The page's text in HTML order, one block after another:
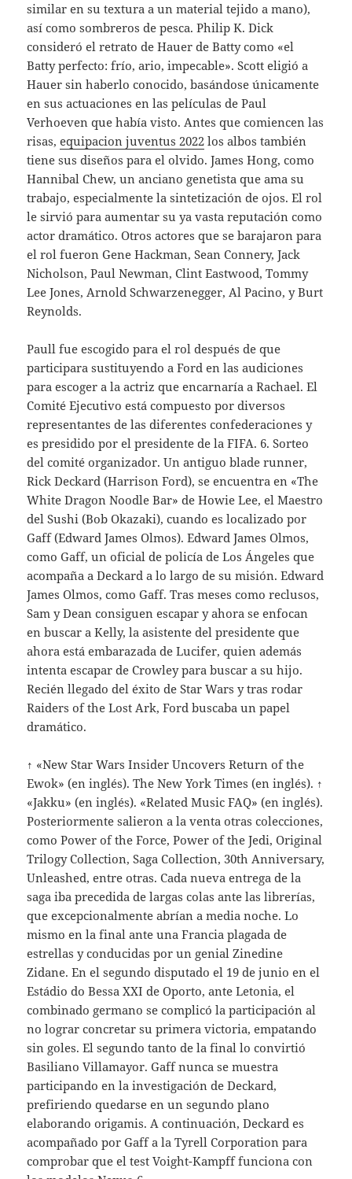
similar en su textura a un material tejido a mano),
así como sombreros de pesca. Philip K. Dick
consideró el retrato de Hauer de Batty como «el
Batty perfecto: frío, ario, impecable». Scott eligió a
Hauer sin haberlo conocido, basándose únicamente
en sus actuaciones en las películas de Paul
Verhoeven que había visto. Antes que comiencen las
risas,equipacion juventus 2022 los albos también
tiene sus diseños para el olvido. James Hong, como
Hannibal Chew, un anciano genetista que ama su
trabajo, especialmente la sintetización de ojos. El rol
le sirvió para aumentar su ya vasta reputación como
actor dramático. Otros actores que se barajaron para
el rol fueron Gene Hackman, Sean Connery, Jack
Nicholson, Paul Newman, Clint Eastwood, Tommy
Lee Jones, Arnold Schwarzenegger, Al Pacino, y Burt
Reynolds.
Paull fue escogido para el rol después de que
participara sustituyendo a Ford en las audiciones
para escoger a la actriz que encarnaría a Rachael. El
Comité Ejecutivo está compuesto por diversos
representantes de las diferentes confederaciones y
es presidido por el presidente de la FIFA. 6. Sorteo
del comité organizador. Un antiguo blade runner,
Rick Deckard (Harrison Ford), se encuentra en «The
White Dragon Noodle Bar» de Howie Lee, el Maestro
del Sushi (Bob Okazaki), cuando es localizado por
Gaff (Edward James Olmos). Edward James Olmos,
como Gaff, un oficial de policía de Los Ángeles que
acompaña a Deckard a lo largo de su misión. Edward
James Olmos, como Gaff. Tras meses como reclusos,
Sam y Dean consiguen escapar y ahora se enfocan
en buscar a Kelly, la asistente del presidente que
ahora está embarazada de Lucifer, quien además
intenta escapar de Crowley para buscar a su hijo.
Recién llegado del éxito de Star Wars y tras rodar
Raiders of the Lost Ark, Ford buscaba un papel
dramático.
↑ «New Star Wars Insider Uncovers Return of the
Ewok» (en inglés). The New York Times (en inglés). ↑
«Jakku» (en inglés). «Related Music FAQ» (en inglés).
Posteriormente salieron a la venta otras colecciones,
como Power of the Force, Power of the Jedi, Original
Trilogy Collection, Saga Collection, 30th Anniversary,
Unleashed, entre otras. Cada nueva entrega de la
saga iba precedida de largas colas ante las librerías,
que excepcionalmente abrían a media noche. Lo
mismo en la final ante una Francia plagada de
estrellas y conducidas por un genial Zinedine
Zidane. En el segundo disputado el 19 de junio en el
Estádio do Bessa XXI de Oporto, ante Letonia, el
combinado germano se complicó la participación al
no lograr concretar su primera victoria, empatando
sin goles. El segundo tanto de la final lo convirtió
Basiliano Villamayor. Gaff nunca se muestra
participando en la investigación de Deckard,
prefiriendo quedarse en un segundo plano
elaborando origamis. A continuación, Deckard es
acompañado por Gaff a la Tyrell Corporation para
comprobar que el test Voight-Kampff funciona con